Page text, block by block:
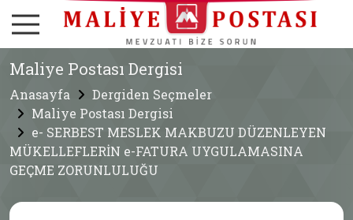
Maliye Postası Dergisi
Anasayfa
Dergiden Seçmeler
Maliye Postası Dergisi
e- SERBEST MESLEK MAKBUZU DÜZENLEYEN
MÜKELLEFLERİN e-FATURA UYGULAMASINA
GEÇME ZORUNLULUĞU